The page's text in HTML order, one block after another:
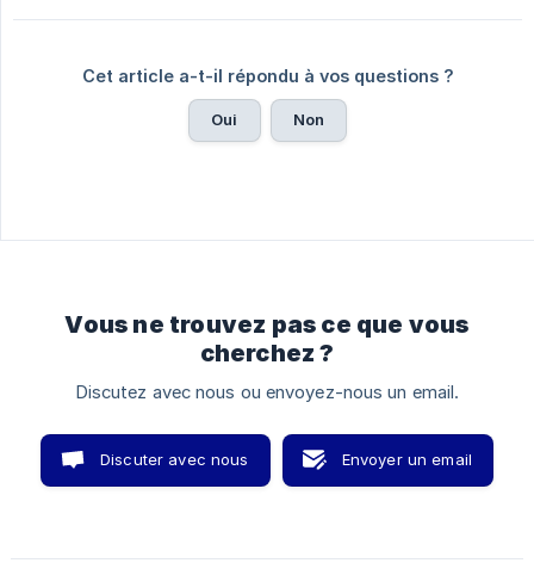
Cet article a-t-il répondu à vos questions ?
Oui Non
Vous ne trouvez pas ce que vous
cherchez ?
Discutez avec nous ou envoyez-nous un email.
Discuter avec nous Envoyer un email